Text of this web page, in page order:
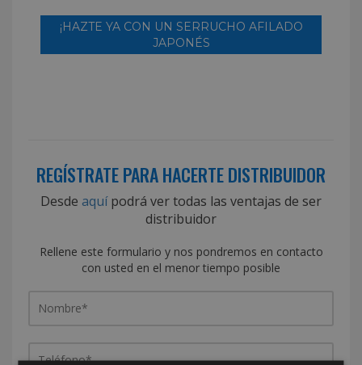
¡HAZTE YA CON UN SERRUCHO AFILADO
JAPONÉS
REGÍSTRATE PARA HACERTE DISTRIBUIDOR
Desde aquípodrá ver todas las ventajas de ser
distribuidor
Rellene este formulario y nos pondremos en contacto
con usted en el menor tiempo posible